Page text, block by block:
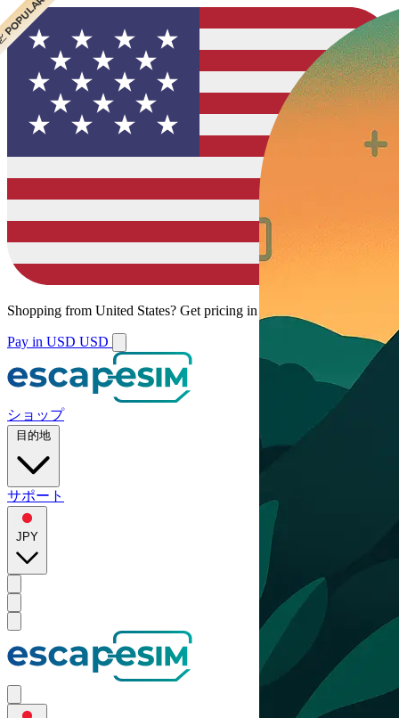
Shopping from United States? Get pricing in your local currency.
Pay in USD USD
ショップ
目的地
サポート
JPY